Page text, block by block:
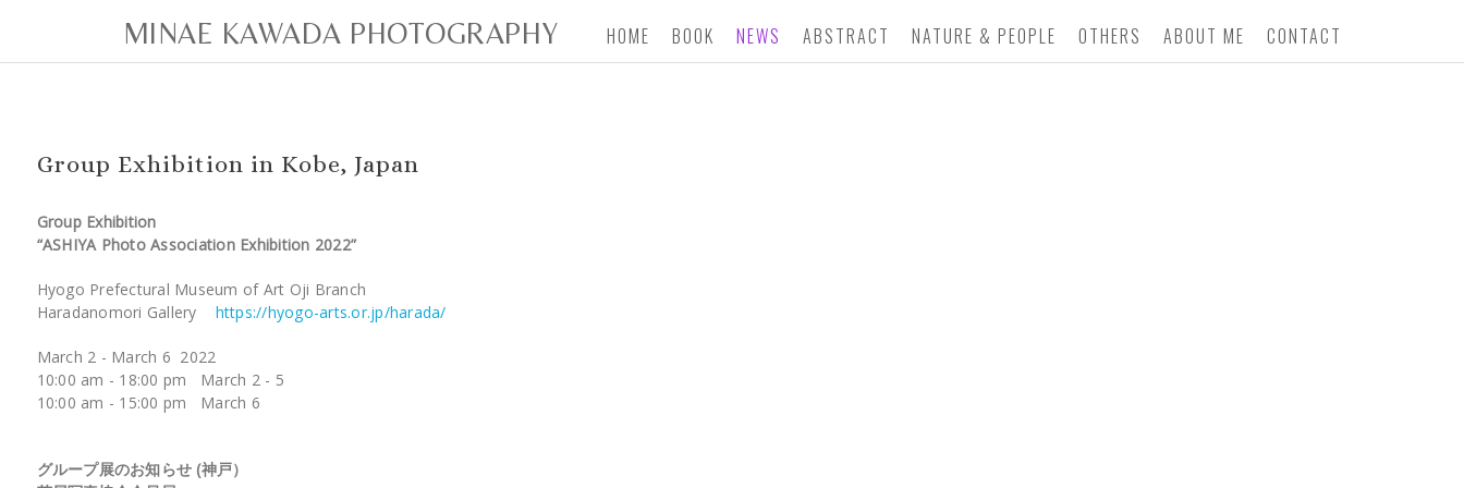
MINAE KAWADA PHOTOGRAPHY HOME BOOK NEWS ABSTRACT NATURE & PEOPLE OTHERS ABOUT ME CONTACT
Group Exhibition in Kobe, Japan
Group Exhibition
“ASHIYA Photo Association Exhibition 2022”
Hyogo Prefectural Museum of Art Oji Branch
Haradanomori Gallery https://hyogo-arts.or.jp/harada/
March 2 - March 6 2022
10:00 am - 18:00 pm March 2 - 5
10:00 am - 15:00 pm March 6
グループ展のお知らせ (神戸）